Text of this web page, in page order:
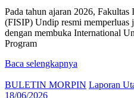
Pada tahun ajaran 2026,
(FISIP) Undip resmi memperluas
dengan membuka International
Program
Baca selengkapnya
BULETIN MORPIN Laporan
18/06/2026